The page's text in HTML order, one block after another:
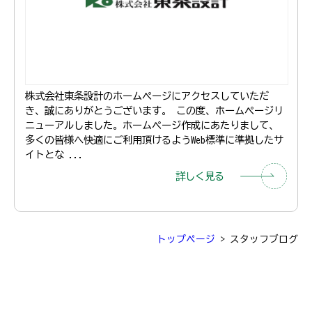
株式会社東条設計のホームページにアクセスしていただ
き、誠にありがとうございます。 この度、ホームページリ
ニューアルしました。ホームページ作成にあたりまして、
多くの皆様へ快適にご利用頂けるようWeb標準に準拠したサ
イトとな ...
詳しく見る
トップページ > スタッフブログ